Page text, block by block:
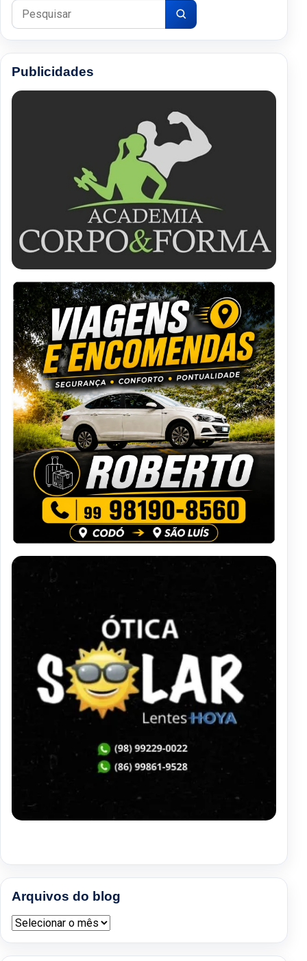
Pesquisar por:
Publicidades
Arquivos do blog
Arquivos do blog